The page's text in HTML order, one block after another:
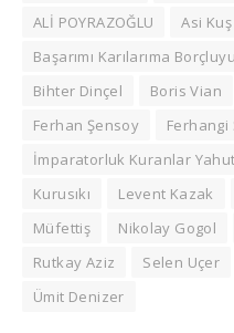
ALİ POYRAZOĞLU
Asi Kuş
Başarımı Karılarıma
Bihter Dinçel
Boris Vian
Ferhan Şensoy
Ferhangi
İmparatorluk Kuranlar
Kurusıkı
Levent Kazak
Müfettiş
Nikolay Gogol
Rutkay Aziz
Selen Uçer
Ümit Denizer